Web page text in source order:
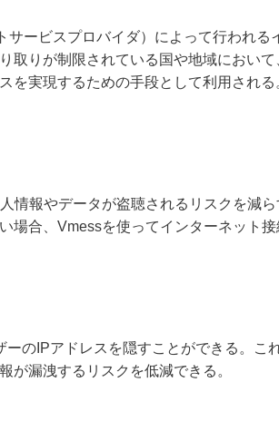
サービスプロバイダ）によって行われ
取りが制限されている国や地域におい
を実現するための手段として利用される
情報やデータが盗聴されるリスクを減
場合、Vmessを使ってインターネット
のIPアドレスを隠すことができる。こ
が漏洩するリスクを低減できる。